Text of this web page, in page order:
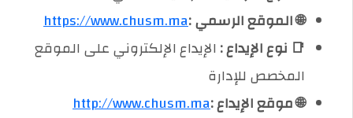
🌐 الموقع الرسمي :https://www.chusm.ma
📑 نوع الإيداع :الإيداع الإلكتروني على الموقع
المخصص للإدارة
🌐 موقع الإيداع :http://www.chusm.ma